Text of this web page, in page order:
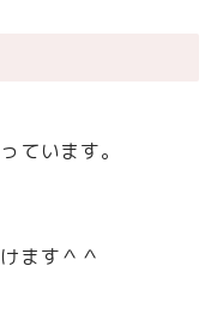
ています。
ます＾＾